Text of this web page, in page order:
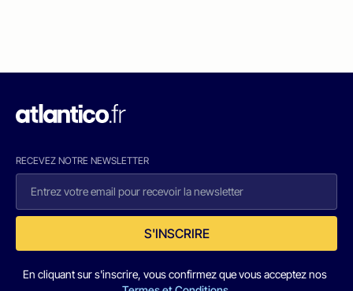
RECEVEZ NOTRE NEWSLETTER
S'INSCRIRE
En cliquant sur s'inscrire, vous confirmez que vous acceptez nos